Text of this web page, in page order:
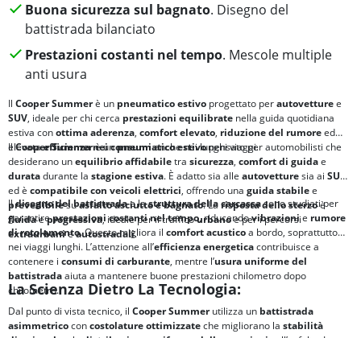
Buona sicurezza sul bagnato. Disegno del
battistrada bilanciato
Prestazioni costanti nel tempo. Mescole multiple
anti usura
Il Cooper Summerè un pneumaticoestivo progettato perautovetturee
SUV, ideale per chi cerca prestazioni equilibrate nella guida quotidiana
estiva conottima aderenza, comfort elevato, riduzione del rumoreed
elevataefficienza nei consumianche nei lunghi viaggi.
IlCooper Summerè unpneumatico estivopensato per automobilisti che
desiderano unequilibrio affidabiletra sicurezza, comfort di guidae
duratadurante la stagione estiva. È adatto sia alle autovetturesia ai SUV
ed è compatibile con veicoli elettrici, offrendo una guidastabilee
prevedibilesuasfalto asciutto e bagnato. Larisposta dello sterzoè
fluidaeprogressiva, ideale per il trafficourbanoe per i percorsi
extraurbanieautostradali.
Ildisegno del battistradae lastruttura della carcassasono studiati per
garantireprestazioni costanti nel tempo, riducendovibrazionie rumore
di rotolamento. Questo migliora il comfort acusticoa bordo, soprattutto
nei viaggi lunghi. L’attenzione all’efficienza energeticacontribuisce a
contenere i consumi di carburante, mentre l’usura uniforme del
battistradaaiuta a mantenere buone prestazioni chilometro dopo
chilometro.
La Scienza Dietro La Tecnologia:
Dal punto di vista tecnico, il Cooper Summerutilizza un battistrada
asimmetricoconcostolature ottimizzateche migliorano la stabilità